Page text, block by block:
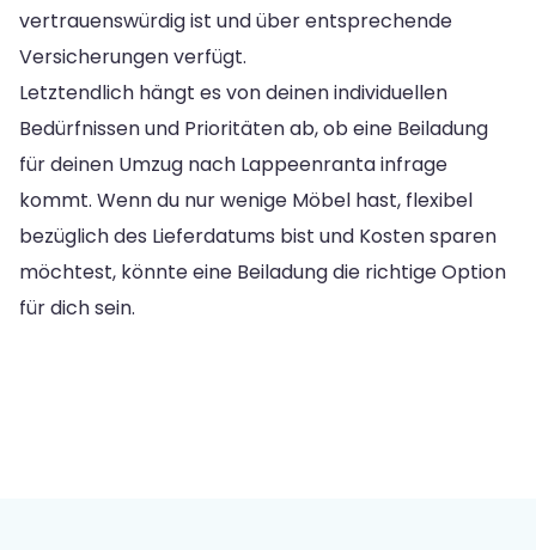
vertrauenswürdig ist und über entsprechende
Versicherungen verfügt.
Letztendlich hängt es von deinen individuellen
Bedürfnissen und Prioritäten ab, ob eine Beiladung
für deinen Umzug nach Lappeenranta infrage
kommt. Wenn du nur wenige Möbel hast, flexibel
bezüglich des Lieferdatums bist und Kosten sparen
möchtest, könnte eine Beiladung die richtige Option
für dich sein.